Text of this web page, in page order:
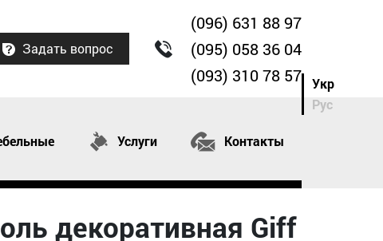
Задать вопрос
(096) 631 88 97
(095) 058 36 04
(093) 310 78 57
Услуги Контакты
Укр
Рус
декоративная Giff